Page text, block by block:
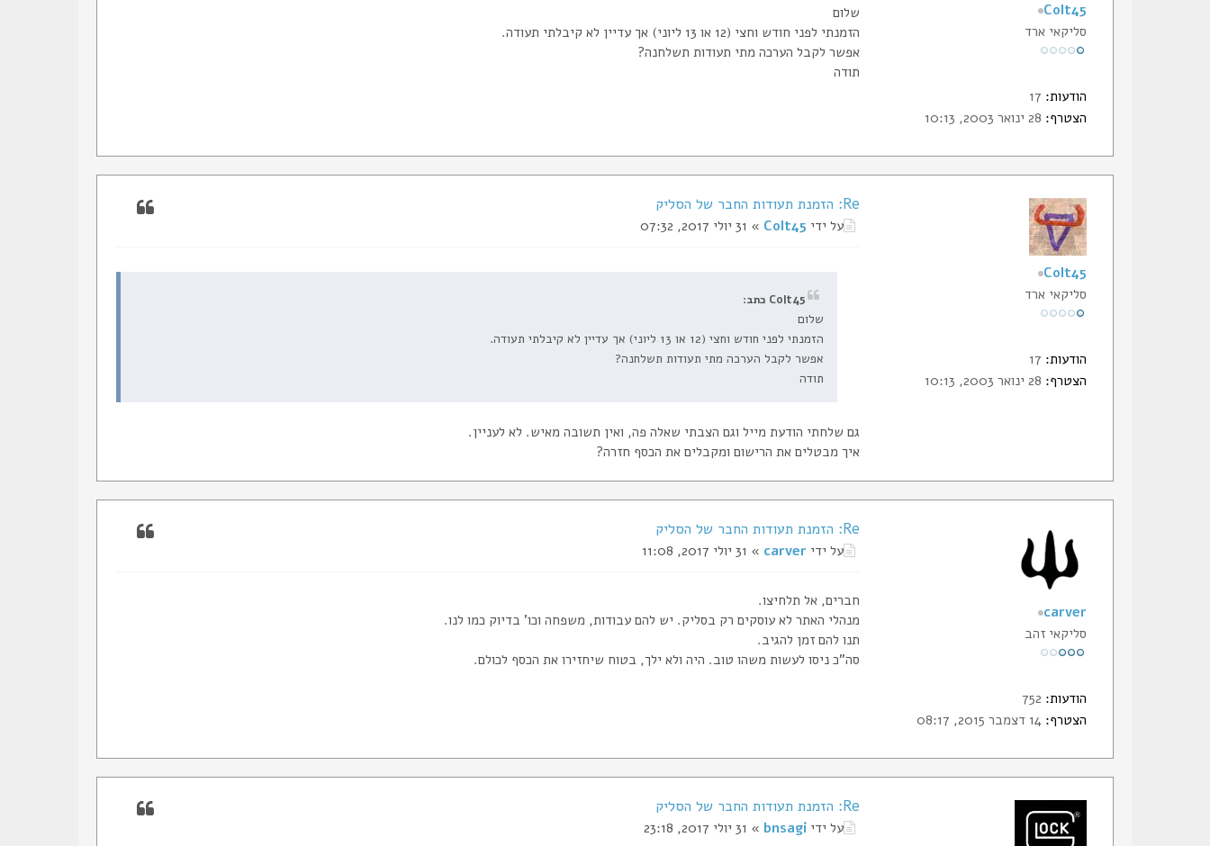
שלום
הזמנתי לפני חודש וחצי (12 או 13 ליוני) אך עדיין לא קיבלתי תעודה.
אפשר לקבל הערכה מתי תעודות תשלחנה?
תודה
Colt45
סליקאי ארד
הודעות:
הצטרף:
Re: הזמנת תעודות החבר של הסליק
על ידי Colt45 » 31 יולי 2017, 07:32
Colt45 כתב:
שלום
הזמנתי לפני חודש וחצי (12 או 13 ליוני) אך עדיין לא קיבלתי תעודה.
אפשר לקבל הערכה מתי תעודות תשלחנה?
תודה
גם שלחתי הודעת מייל וגם הצבתי שאלה פה, ואין תשובה מאיש. לא לעניין.
איך מבטלים את הרישום ומקבלים את הכסף חזרה?
Colt45
סליקאי ארד
הודעות:
הצטרף:
Re: הזמנת תעודות החבר של הסליק
על ידיcarver » 31 יולי 2017, 11:08
חברים, אל תלחיצו.
מנהלי האתר לא עוסקים רק בסליק. יש להם עבודות, משפחה וכו' בדיוק כמו לנו.
תנו להם זמן להגיב.
סה"כ ניסו לעשות משהו טוב. היה ולא ילך, בטוח שיחזירו את הכסף לכולם.
carver
סליקאי זהב
הודעות:
הצטרף:
Re: הזמנת תעודות החבר של הסליק
על ידיbnsagi » 31 יולי 2017, 23:18